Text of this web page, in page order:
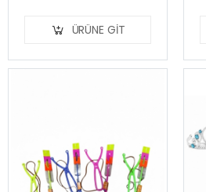
ÜRÜNE GIT